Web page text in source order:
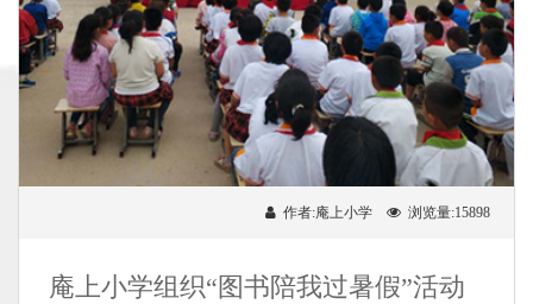
浏览量:15898
作者:庵上小学
庵上小学组织“图书陪我过暑假”活动